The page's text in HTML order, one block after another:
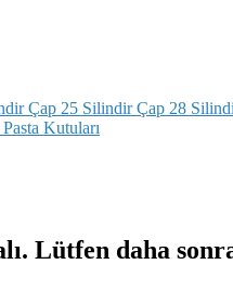
Çap 25 SilindirÇap 28
Kutuları
Lütfen daha